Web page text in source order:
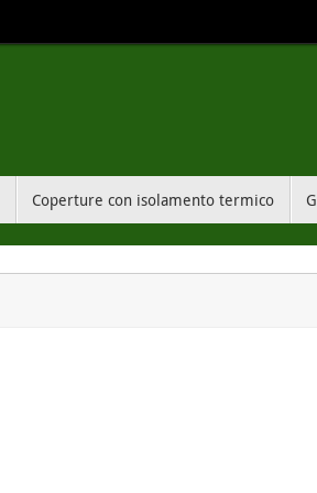
Coperture con isolamento termico